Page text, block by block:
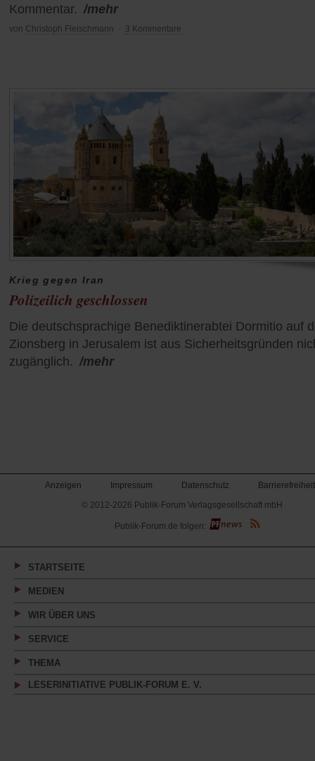
Kommentar. /mehr
von Christoph Fleischmann 3 Kommentare
Krieg gegen Iran
Polizeilich geschlossen
Die deutschsprachige Benediktinerabtei Dormitio auf
Zionsberg in Jerusalem ist aus Sicherheitsgründen
zugänglich. /mehr
Anzeigen Impressum Datenschutz
Barrierefreiheit
© 2012-2026 Publik-Forum Verlagsgesellschaft mbH
(Öffnet
in
neuen
Publik-Forum.de folgen:
STARTSEITE
MEDIEN
WIR ÜBER UNS
SERVICE
THEMA
LESERINITIATIVE PUBLIK-FORUM E. V.